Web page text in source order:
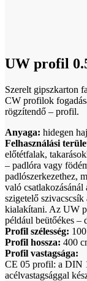
UW profil
Szerelt gipszkarton
CW profilok
rögzítendő – profil.
Anyaga: hidegen
Felhasználási
előtétfalak,
– padlóra vagy
padlószerkezethez,
való
szigetelő
kialakítani. Az UW
például beütőékes –
Profil szélesség:
Profil hossza: 400
Profil vastagsága:
CE 05 profil: a DIN
acélvastagsággal